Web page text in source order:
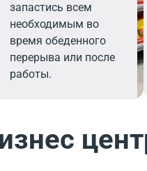
запастись всем
необходимым во
время обеденного
перерыва или после
работы.